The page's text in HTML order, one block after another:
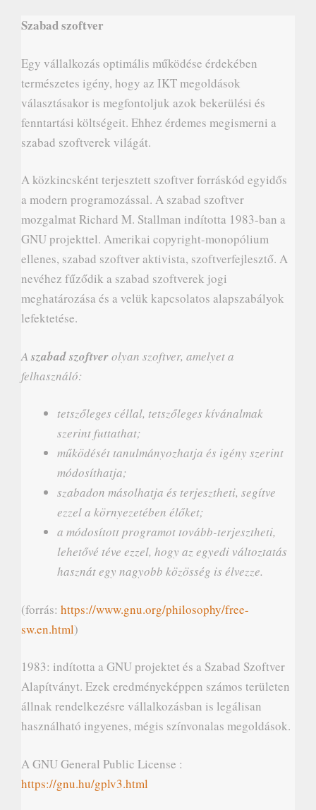
Szabad szoftver
Egy vállalkozás optimális működése érdekében
természetes igény, hogy az IKT megoldások
választásakor is megfontoljuk azok bekerülési és
fenntartási költségeit. Ehhez érdemes megismerni a
szabad szoftverek világát.
A közkincsként terjesztett szoftver forráskód egyidős
a modern programozással. A szabad szoftver
mozgalmat Richard M. Stallman indította 1983-ban a
GNU projekttel. Amerikai copyright-monopólium
ellenes, szabad szoftver aktivista, szoftverfejlesztő. A
nevéhez fűződik a szabad szoftverek jogi
meghatározása és a velük kapcsolatos alapszabályok
lefektetése.
A szabad szoftverolyan szoftver, amelyet a
felhasználó:
tetszőleges céllal, tetszőleges kívánalmak
szerint futtathat;
működését tanulmányozhatja és igény szerint
módosíthatja;
szabadon másolhatja és terjesztheti, segítve
ezzel a környezetében élőket;
a módosított programot tovább-terjesztheti,
lehetővé téve ezzel, hogy az egyedi változtatás
hasznát egy nagyobb közösség is élvezze.
(forrás: https://www.gnu.org/philosophy/free-
sw.en.html)
1983: indította a GNU projektet és a Szabad Szoftver
Alapítványt. Ezek eredményeképpen számos területen
állnak rendelkezésre vállalkozásban is legálisan
használható ingyenes, mégis színvonalas megoldások.
A GNU General Public License :
https://gnu.hu/gplv3.html